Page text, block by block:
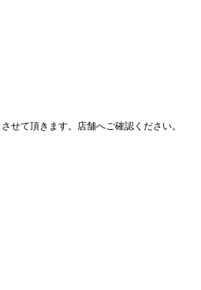
せて頂きます。店舗へご確認ください。